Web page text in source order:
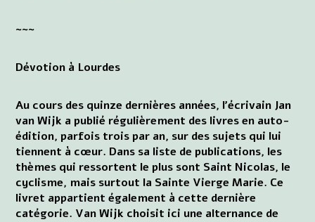
~~~
Dévotion à Lourdes
Au cours des quinze dernières années, l'écrivain Jan
van Wijk a publié régulièrement des livres en auto-
édition, parfois trois par an, sur des sujets qui lui
tiennent à cœur. Dans sa liste de publications, les
thèmes qui ressortent le plus sont Saint Nicolas, le
cyclisme, mais surtout la Sainte Vierge Marie. Ce
livret appartient également à cette dernière
catégorie. Van Wijk choisit ici une alternance de